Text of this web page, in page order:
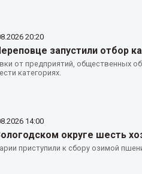
20:20
запустили отбор
от предприятий, общественных
категориях.
14:00
округе шесть
приступили к сбору озимой